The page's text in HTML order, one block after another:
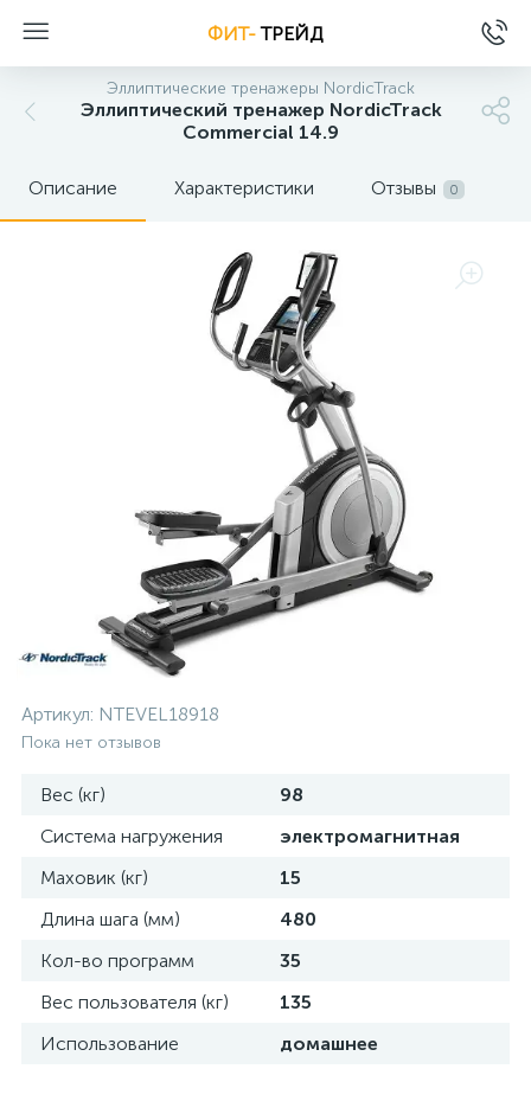
ФИТ-ТРЕЙД
Эллиптические тренажеры NordicTrack
Эллиптический тренажер NordicTrack
Commercial 14.9
Описание Характеристики Отзывы 0
Артикул: NTEVEL18918
Пока нет отзывов
Вес (кг)
98
Система нагружения
электромагнитная
Маховик (кг)
15
Длина шага (мм)
480
Кол-во программ
35
Вес пользователя (кг)
135
Использование
домашнее